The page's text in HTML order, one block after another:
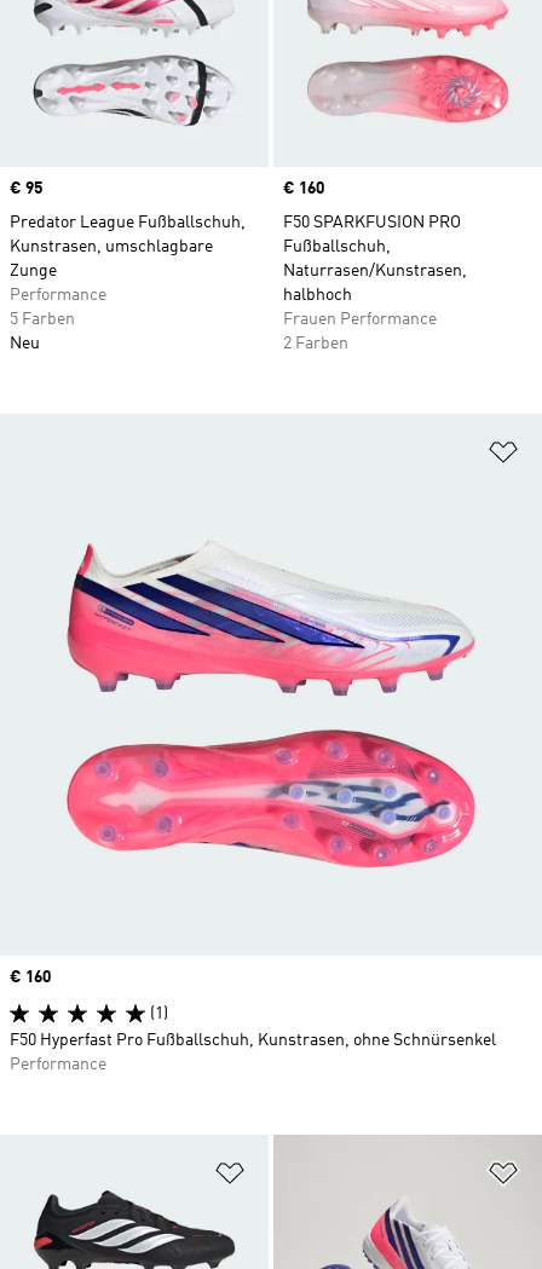
Price
€ 95
Predator League Fußballschuh,
Kunstrasen, umschlagbare
Zunge
Performance
5 Farben
Neu
Price
€ 160
F50 SPARKFUSION PRO
Fußballschuh,
Naturrasen/Kunstrasen,
halbhoch
Frauen Performance
2 Farben
Zur Wunschliste hinzufügen
Price
€ 160
(1)
F50 Hyperfast Pro Fußballschuh, Kunstrasen, ohne Schnürsenkel
Performance